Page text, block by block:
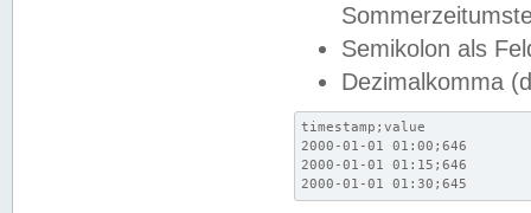
Semikolon als
Dezimalkomma
timestamp;value
2000-01-01 01:00;646
2000-01-01 01:15;646
2000-01-01 01:30;645